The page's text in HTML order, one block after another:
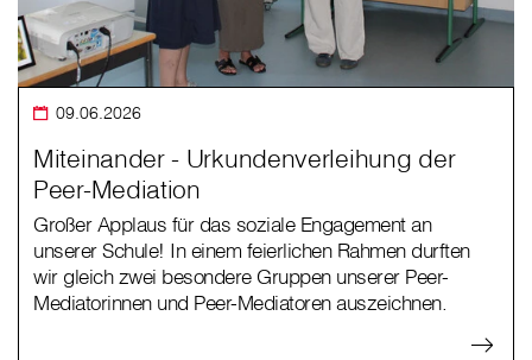
09.06.2026
Miteinander - Urkundenverleihung der
Peer-Mediation
Großer Applaus für das soziale Engagement an
unserer Schule! In einem feierlichen Rahmen durften
wir gleich zwei besondere Gruppen unserer Peer-
Mediatorinnen und Peer-Mediatoren auszeichnen.